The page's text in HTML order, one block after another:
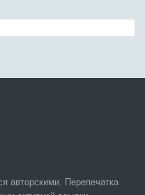
авторскими. Перепечатка